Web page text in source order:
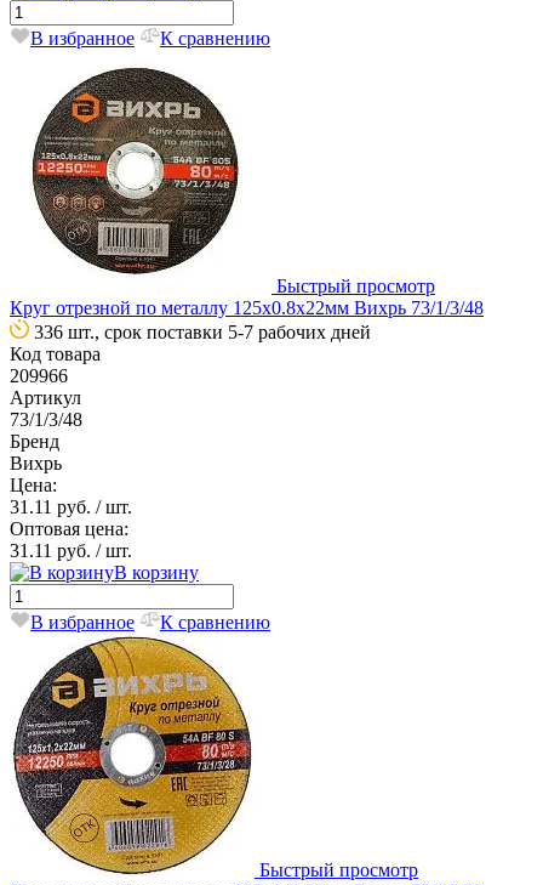
В избранное К сравнению
Быстрый просмотр
Круг отрезной по металлу 125х0.8х22мм Вихрь 73/1/3/48
336 шт., срок поставки 5-7 рабочих дней
Код товара
209966
Артикул
73/1/3/48
Бренд
Вихрь
Цена:
31.11 руб. / шт.
Оптовая цена:
31.11 руб. / шт.
В корзину
В избранное К сравнению
Быстрый просмотр